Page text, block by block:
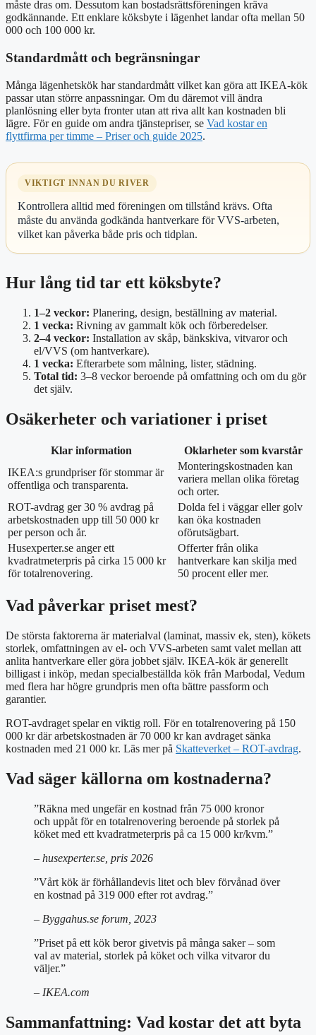
måste dras om. Dessutom kan bostadsrättsföreningen kräva
godkännande. Ett enklare köksbyte i lägenhet landar ofta mellan 50
000 och 100 000 kr.
Standardmått och begränsningar
Många lägenhetskök har standardmått vilket kan göra att IKEA-kök
passar utan större anpassningar. Om du däremot vill ändra
planlösning eller byta fronter utan att riva allt kan kostnaden bli
lägre. För en guide om andra tjänstepriser, se Vad kostar en
flyttfirma per timme – Priser och guide 2025.
VIKTIGT INNAN DU RIVER
Kontrollera alltid med föreningen om tillstånd krävs. Ofta
måste du använda godkända hantverkare för VVS-arbeten,
vilket kan påverka både pris och tidplan.
Hur lång tid tar ett köksbyte?
1–2 veckor: Planering, design, beställning av material.
1 vecka: Rivning av gammalt kök och förberedelser.
2–4 veckor: Installation av skåp, bänkskiva, vitvaror och
el/VVS (om hantverkare).
1 vecka: Efterarbete som målning, lister, städning.
Total tid: 3–8 veckor beroende på omfattning och om du gör
det själv.
Osäkerheter och variationer i priset
Klar information
Oklarheter som kvarstår
IKEA:s grundpriser för stommar är
offentliga och transparenta.
Monteringskostnaden kan
variera mellan olika företag
och orter.
ROT-avdrag ger 30 % avdrag på
arbetskostnaden upp till 50 000 kr
per person och år.
Dolda fel i väggar eller golv
kan öka kostnaden
oförutsägbart.
Husexperter.se anger ett
kvadratmeterpris på cirka 15 000 kr
för totalrenovering.
Offerter från olika
hantverkare kan skilja med
50 procent eller mer.
Vad påverkar priset mest?
De största faktorerna är materialval (laminat, massiv ek, sten), kökets
storlek, omfattningen av el- och VVS-arbeten samt valet mellan att
anlita hantverkare eller göra jobbet själv. IKEA-kök är generellt
billigast i inköp, medan specialbeställda kök från Marbodal, Vedum
med flera har högre grundpris men ofta bättre passform och
garantier.
ROT-avdraget spelar en viktig roll. För en totalrenovering på 150
000 kr där arbetskostnaden är 70 000 kr kan avdraget sänka
kostnaden med 21 000 kr. Läs mer på Skatteverket – ROT-avdrag.
Vad säger källorna om kostnaderna?
”Räkna med ungefär en kostnad från 75 000 kronor
och uppåt för en totalrenovering beroende på storlek på
köket med ett kvadratmeterpris på ca 15 000 kr/kvm.”
– husexperter.se, pris 2026
”Vårt kök är förhållandevis litet och blev förvånad över
en kostnad på 319 000 efter rot avdrag.”
– Byggahus.se forum, 2023
”Priset på ett kök beror givetvis på många saker – som
val av material, storlek på köket och vilka vitvaror du
väljer.”
– IKEA.com
Sammanfattning: Vad kostar det att byta